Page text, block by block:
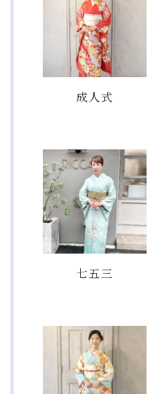
成人式
七五三